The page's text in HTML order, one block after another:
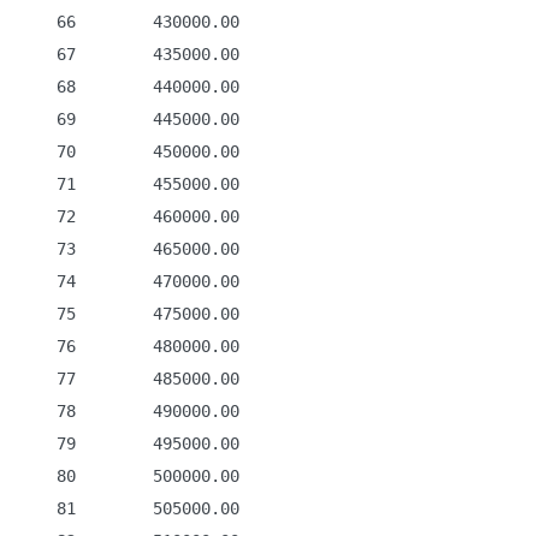
    66        430000.00
    67        435000.00
    68        440000.00
    69        445000.00
    70        450000.00
    71        455000.00
    72        460000.00
    73        465000.00
    74        470000.00
    75        475000.00
    76        480000.00
    77        485000.00
    78        490000.00
    79        495000.00
    80        500000.00
    81        505000.00